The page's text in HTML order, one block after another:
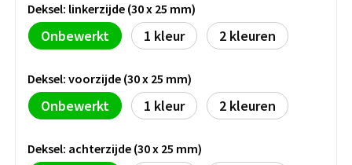
Deksel: linkerzijde (30 x 25 mm)
Onbewerkt 1 2
Deksel: voorzijde (30 x 25 mm)
Onbewerkt 1 2
Deksel: achterzijde (30 x 25 mm)